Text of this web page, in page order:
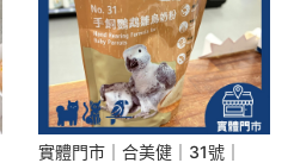
實體門市｜合美健｜31號｜